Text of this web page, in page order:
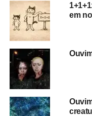
Having
know
the last
people
the train.
https://
em